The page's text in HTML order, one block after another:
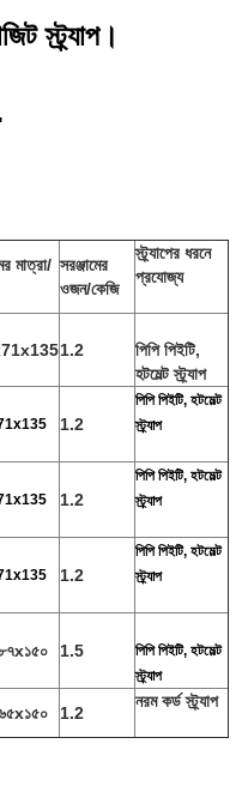
স্ট্র্যাপ।
মাত্রা/ সরঞ্জামের
ওজন/কেজি
স্ট্র্যাপের ধরনে
প্রযোজ্য
1.2
পিপি পিইটি,
হটমেল্ট স্ট্র্যাপ
1.2
পিপি পিইটি, হটমেল্ট
স্ট্র্যাপ
1.2
পিপি পিইটি, হটমেল্ট
স্ট্র্যাপ
1.2
পিপি পিইটি, হটমেল্ট
স্ট্র্যাপ
1.5
পিপি পিইটি, হটমেল্ট
স্ট্র্যাপ
1.2
নরম কর্ড স্ট্র্যাপ